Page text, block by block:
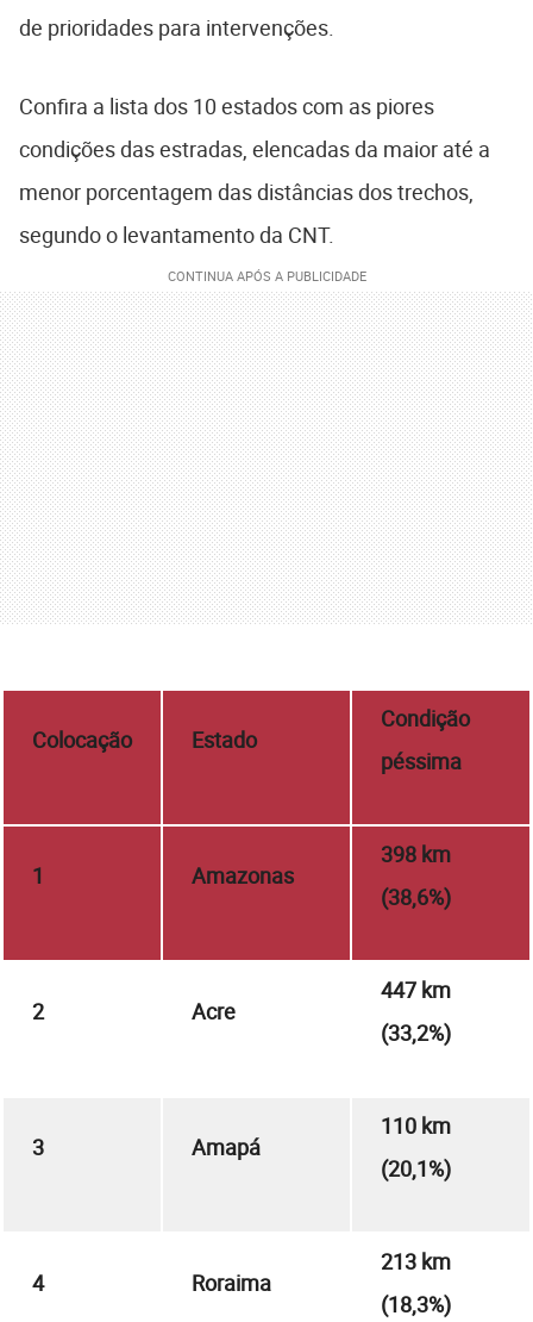
de prioridades para intervenções.
Confira a lista dos 10 estados com as piores
condições das estradas, elencadas da maior até a
menor porcentagem das distâncias dos trechos,
segundo o levantamento da CNT.
Colocação Estado
Condição
péssima
1 Amazonas
398 km
(38,6%)
2 Acre
447 km
(33,2%)
3 Amapá
110 km
(20,1%)
4 Roraima
213 km
(18,3%)